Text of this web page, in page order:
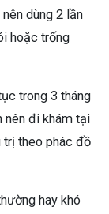
dùng 2 lần
hoặc trống
trong 3 tháng
nên đi khám tại
theo phác đồ
hay khó